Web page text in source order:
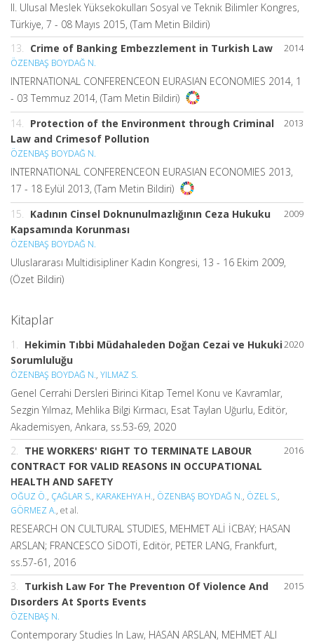
II. Ulusal Meslek Yüksekokulları Sosyal ve Teknik Bilimler Kongres,
Türkiye, 7 - 08 Mayıs 2015, (Tam Metin Bildiri)
2014
13. Crime of Banking Embezzlement in Turkish Law
ÖZENBAŞ BOYDAĞ N.
INTERNATIONAL CONFERENCEON EURASIAN ECONOMIES 2014, 1
- 03 Temmuz 2014, (Tam Metin Bildiri)
2013
14. Protection of the Environment through Criminal
Law and Crimesof Pollution
ÖZENBAŞ BOYDAĞ N.
INTERNATIONAL CONFERENCEON EURASIAN ECONOMIES 2013,
17 - 18 Eylül 2013, (Tam Metin Bildiri)
2009
15.
Kadının Cinsel Doknunulmazlığının Ceza Hukuku
Kapsamında Korunması
ÖZENBAŞ BOYDAĞ N.
Uluslararası Multidisipliner Kadın Kongresi, 13 - 16 Ekim 2009,
(Özet Bildiri)
Kitaplar
2020
1.
Hekimin Tıbbi Müdahaleden Doğan Cezai ve Hukuki
Sorumluluğu
ÖZENBAŞ BOYDAĞ N., YILMAZ S.
Genel Cerrahi Dersleri Birinci Kitap Temel Konu ve Kavramlar,
Sezgin Yılmaz, Mehlika Bilgi Kırmacı, Esat Taylan Uğurlu, Editör,
Akademisyen, Ankara, ss.53-69, 2020
2016
2.
THE WORKERS' RIGHT TO TERMINATE LABOUR
CONTRACT FOR VALID REASONS IN OCCUPATIONAL
HEALTH AND SAFETY
OĞUZ Ö., ÇAĞLAR S., KARAKEHYA H., ÖZENBAŞ BOYDAĞ N., ÖZEL S.,
GÖRMEZ A., et al.
RESEARCH ON CULTURAL STUDIES, MEHMET ALİ İCBAY; HASAN
ARSLAN; FRANCESCO SİDOTİ, Editör, PETER LANG, Frankfurt,
ss.57-61, 2016
2015
3.
Turkish Law For The Preventıon Of Violence And
Dısorders At Sports Events
ÖZENBAŞ N.
Contemporary Studies In Law, HASAN ARSLAN, MEHMET ALI